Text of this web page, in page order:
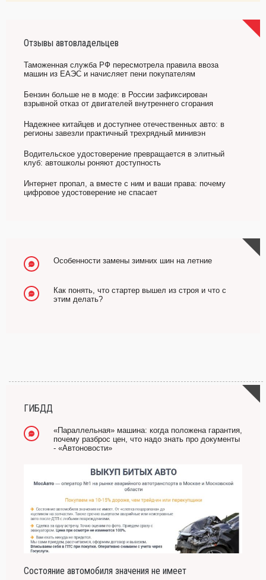
Отзывы автовладельцев
Таможенная служба РФ пересмотрела правила ввоза
машин из ЕАЭС и начисляет пени покупателям
Бензин больше не в моде: в России зафиксирован
взрывной отказ от двигателей внутреннего сгорания
Надежнее китайцев и доступнее отечественных авто: в
регионы завезли практичный трехрядный минивэн
Водительское удостоверение превращается в элитный
клуб: автошколы роняют доступность
Интернет пропал, а вместе с ним и ваши права: почему
цифровое удостоверение не спасает
Особенности замены зимних шин на летние
Как понять, что стартер вышел из строя и что с
этим делать?
ГИБДД
«Параллельная» машина: когда положена гарантия,
почему разброс цен, что надо знать про документы
- «Автоновости»
Состояние автомобиля значения не имеет